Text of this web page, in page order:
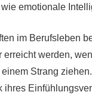
emotionale
im Berufsleben
erreicht werden,
Strang
ihres